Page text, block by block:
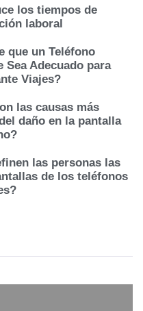
los tiempos de
laboral
que un Teléfono
Sea Adecuado para
Viajes?
las causas más
daño en la pantalla
las personas las
de los teléfonos